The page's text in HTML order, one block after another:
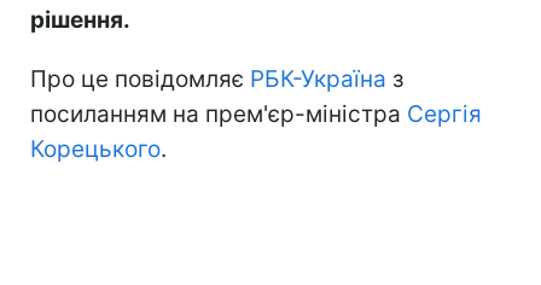
рішення.
Про це повідомляє РБК-Україна з
посиланням на прем'єр-міністра Сергія
Корецького.